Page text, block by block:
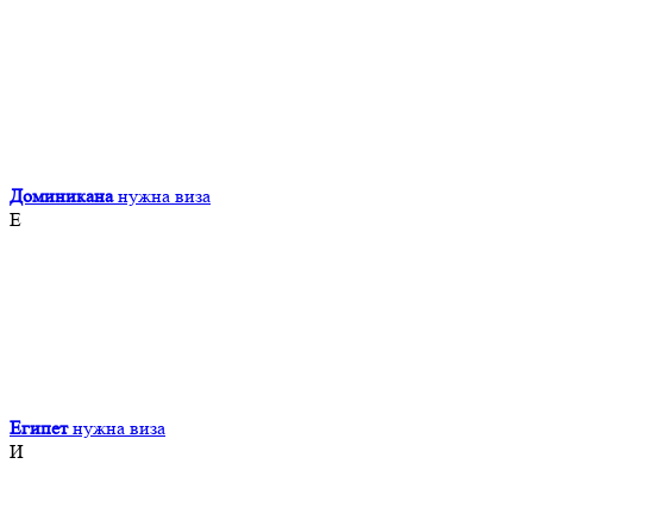
Доминикана нужна виза
Е
Египет нужна виза
И